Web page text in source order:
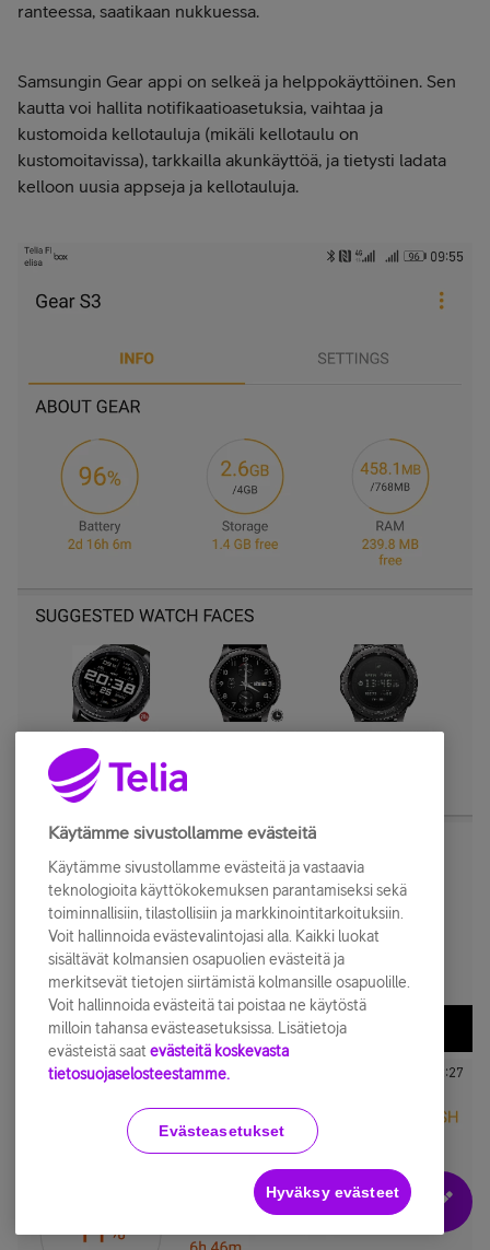
ranteessa, saatikaan nukkuessa.
Samsungin Gear appi on selkeä ja helppokäyttöinen. Sen
kautta voi hallita notifikaatioasetuksia, vaihtaa ja
kustomoida kellotauluja (mikäli kellotaulu on
kustomoitavissa), tarkkailla akunkäyttöä, ja tietysti ladata
kelloon uusia appseja ja kellotauluja.
Käytämme sivustollamme evästeitä
Käytämme sivustollamme evästeitä ja vastaavia
teknologioita käyttökokemuksen parantamiseksi sekä
toiminnallisiin, tilastollisiin ja markkinointitarkoituksiin.
Voit hallinnoida evästevalintojasi alla. Kaikki luokat
sisältävät kolmansien osapuolien evästeitä ja
merkitsevät tietojen siirtämistä kolmansille osapuolille.
Voit hallinnoida evästeitä tai poistaa ne käytöstä
milloin tahansa evästeasetuksissa. Lisätietoja
evästeistä saat evästeitä koskevasta
tietosuojaselosteestamme.
Evästeasetukset
Hyväksy evästeet